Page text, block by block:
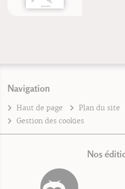
Navigation
Haut de page Plan du site
Gestion des cookies
Nos